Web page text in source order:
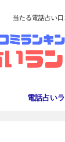
当たる電話占い口
電話占い